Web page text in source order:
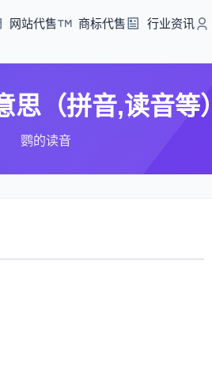
网站代售 商标代售 行业资讯
思（拼音,读音等）
鹦的读音